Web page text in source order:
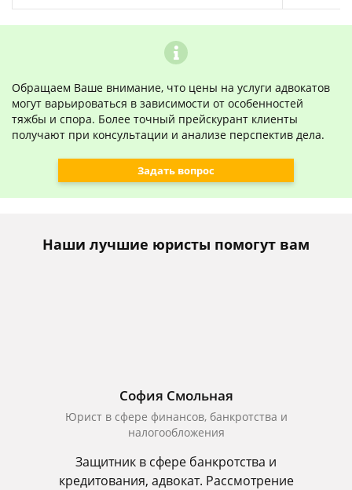
Обращаем Ваше внимание, что цены на услуги адвокатов
могут варьироваться в зависимости от особенностей
тяжбы и спора. Более точный прейскурант клиенты
получают при консультации и анализе перспектив дела.
Задать вопрос
Наши лучшие юристы помогут вам
София Смольная
Юрист в сфере финансов, банкротства и
налогообложения
Защитник в сфере банкротства и
кредитования, адвокат. Рассмотрение